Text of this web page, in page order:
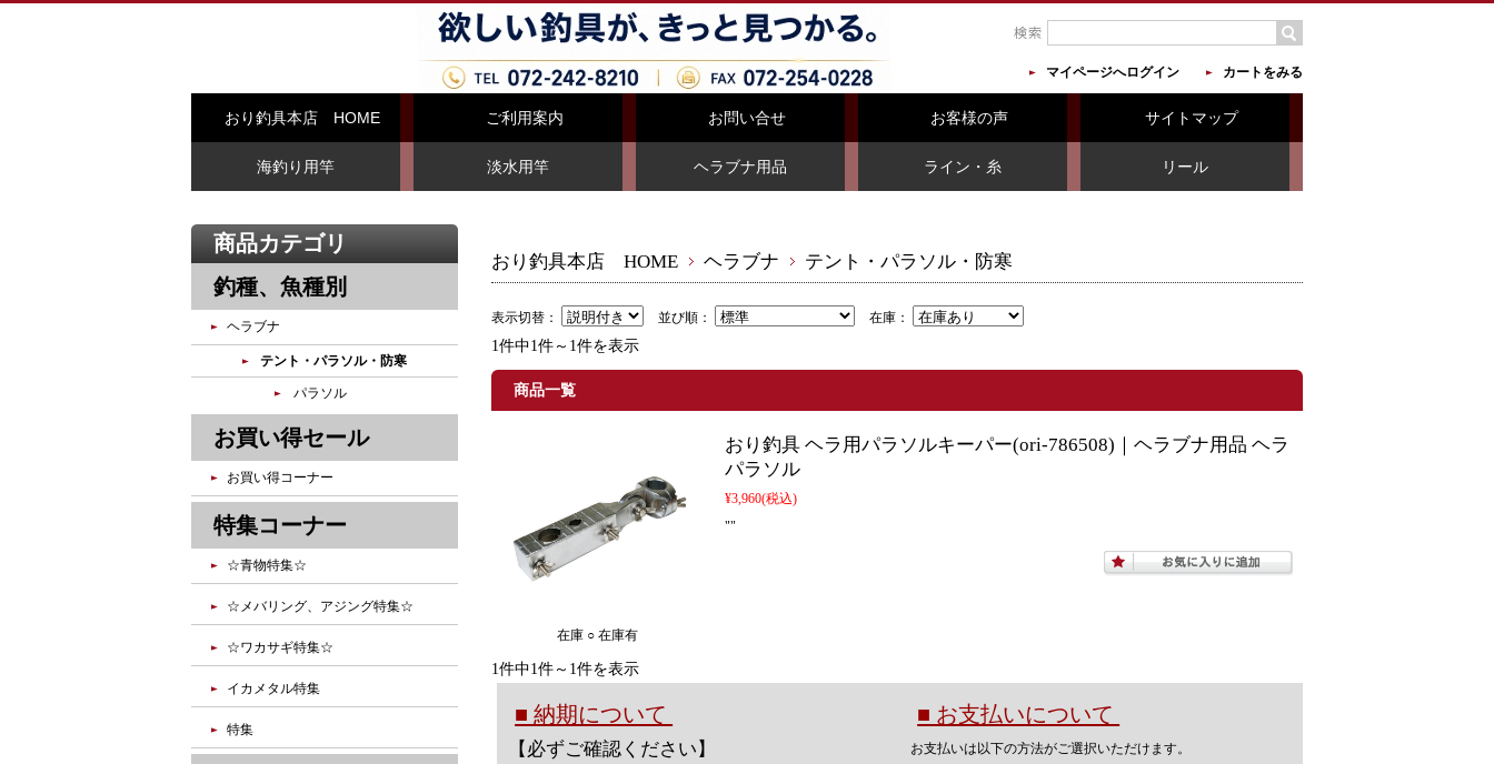
マイページへログイン カートをみる
おり釣具本店 HOME ご利用案内 お問い合せ お客様の声 サイトマップ
海釣り用竿 淡水用竿 ヘラブナ用品 ライン・糸 リール
おり釣具本店 HOME ヘラブナ テント・パラソル・防寒
表示切替： 並び順： 在庫：
1件中1件～1件を表示
商品一覧
在庫 ○ 在庫有
おり釣具 ヘラ用パラソルキーパー(ori-786508)｜ヘラブナ用品 ヘラ
パラソル
¥3,960(税込)
""
1件中1件～1件を表示
■ 納期について
【必ずご確認ください】
■ お支払いについて
お支払いは以下の方法がご選択いただけます。
商品カテゴリ
釣種、魚種別
ヘラブナ
テント・パラソル・防寒
パラソル
お買い得セール
お買い得コーナー
特集コーナー
☆青物特集☆
☆メバリング、アジング特集☆
☆ワカサギ特集☆
イカメタル特集
特集